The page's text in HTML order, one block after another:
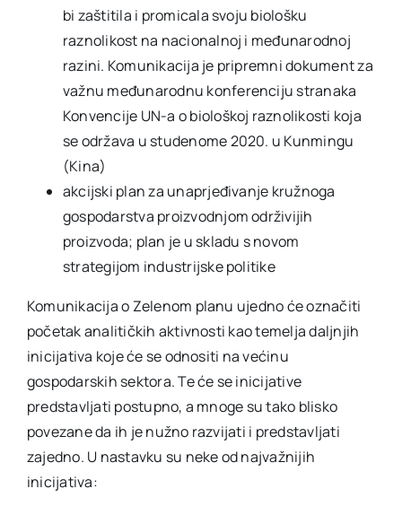
bi zaštitila i promicala svoju biološku
raznolikost na nacionalnoj i međunarodnoj
razini. Komunikacija je pripremni dokument za
važnu međunarodnu konferenciju stranaka
Konvencije UN-a o biološkoj raznolikosti koja
se održava u studenome 2020. u Kunmingu
(Kina)
akcijski plan za unaprjeđivanje kružnoga
gospodarstva proizvodnjom održivijih
proizvoda; plan je u skladu s novom
strategijom industrijske politike
Komunikacija o Zelenom planu ujedno će označiti
početak analitičkih aktivnosti kao temelja daljnjih
inicijativa koje će se odnositi na većinu
gospodarskih sektora. Te će se inicijative
predstavljati postupno, a mnoge su tako blisko
povezane da ih je nužno razvijati i predstavljati
zajedno. U nastavku su neke od najvažnijih
inicijativa: